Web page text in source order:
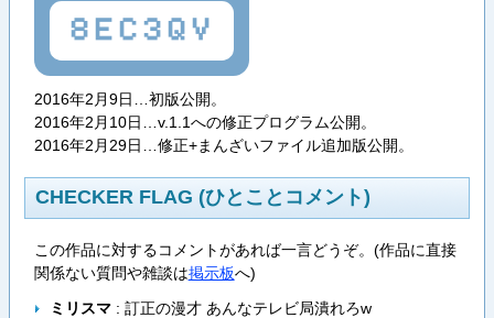
8EC3QV
2016年2月9日…初版公開。
2016年2月10日…v.1.1への修正プログラム公開。
2016年2月29日…修正+まんざいファイル追加版公開。
CHECKER FLAG (ひとことコメント)
この作品に対するコメントがあれば一言どうぞ。(作品に直接
関係ない質問や雑談は掲示板へ)
ミリスマ: 訂正の漫才 あんなテレビ局潰れろw